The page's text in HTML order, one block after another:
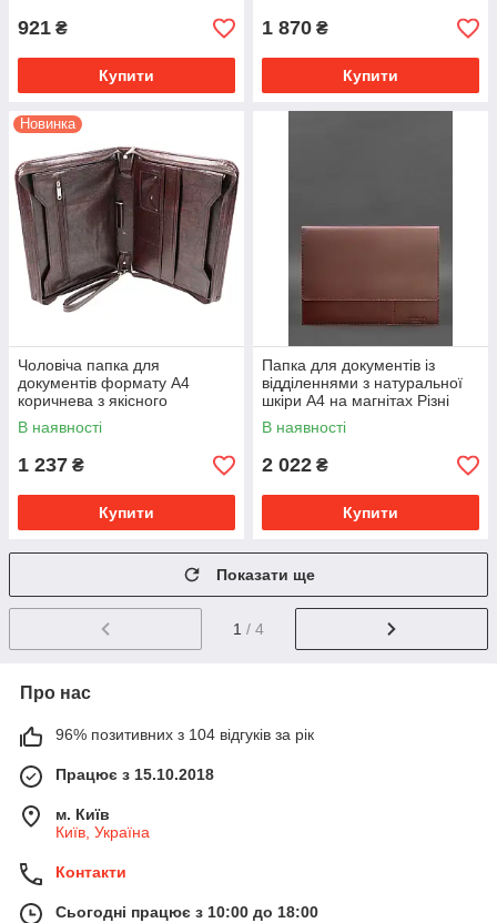
921 ₴
Купити
1 870 ₴
Купити
Новинка
Чоловіча папка для
документів формату А4
коричнева з якісного
шкірозамінника Exclusive
(Україна)
В наявності
1 237 ₴
Купити
Папка для документів із
відділеннями з натуральної
шкіри А4 на магнітах Різні
кольори
В наявності
2 022 ₴
Купити
Показати ще
1 / 4
Про нас
96% позитивних з 104 відгуків за рік
Працює з 15.10.2018
м. Київ
Київ, Україна
Контакти
Сьогодні працює з 10:00 до 18:00